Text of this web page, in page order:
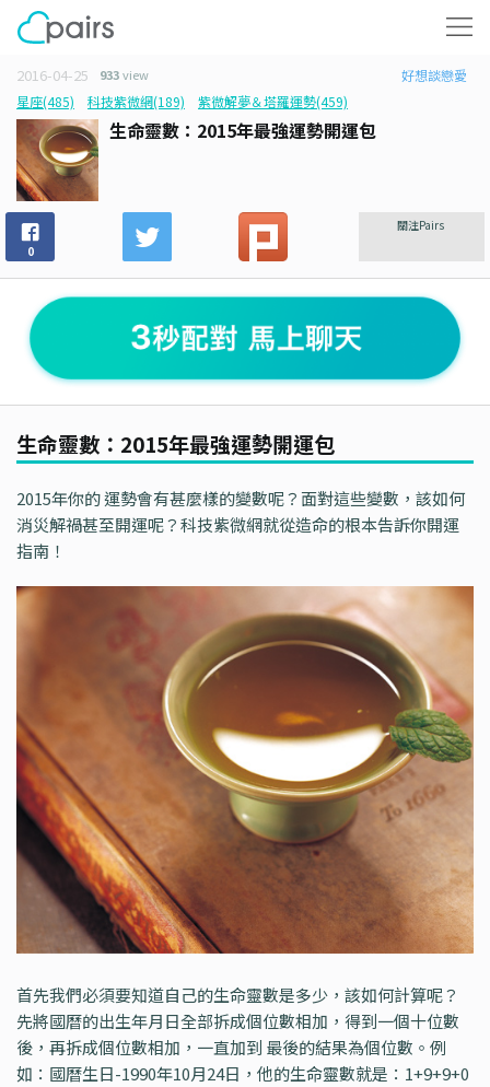
2016-04-25 933view
好想談戀愛
星座(485)
科技紫微網(189) 紫微解夢＆塔羅運勢(459)
生命靈數：2015年最強運勢開運包
0
關注Pairs
生命靈數：2015年最強運勢開運包
2015年你的 運勢會有甚麼樣的變數呢？面對這些變數，該如何
消災解禍甚至開運呢？科技紫微網就從造命的根本告訴你開運
指南！
首先我們必須要知道自己的生命靈數是多少，該如何計算呢？
先將國曆的出生年月日全部拆成個位數相加，得到一個十位數
後，再拆成個位數相加，一直加到 最後的結果為個位數。例
如：國曆生日-1990年10月24日，他的生命靈數就是：1+9+9+0